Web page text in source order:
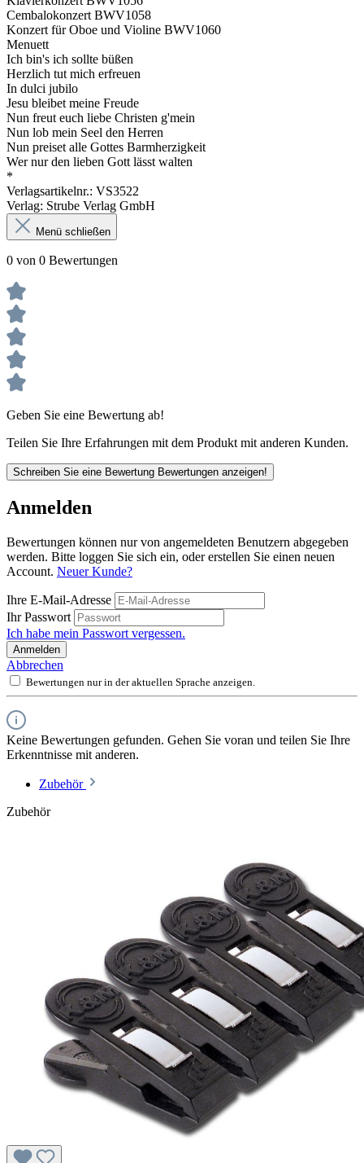
Cembalokonzert BWV1058
Konzert für Oboe und Violine BWV1060
Menuett
Ich bin's ich sollte büßen
Herzlich tut mich erfreuen
In dulci jubilo
Jesu bleibet meine Freude
Nun freut euch liebe Christen g'mein
Nun lob mein Seel den Herren
Nun preiset alle Gottes Barmherzigkeit
Wer nur den lieben Gott lässt walten
*
Verlagsartikelnr.: VS3522
Verlag: Strube Verlag GmbH
Menü schließen
0 von 0 Bewertungen
Geben Sie eine Bewertung ab!
Teilen Sie Ihre Erfahrungen mit dem Produkt mit anderen Kunden.
Schreiben Sie eine Bewertung Bewertungen anzeigen!
Anmelden
Bewertungen können nur von angemeldeten Benutzern abgegeben
werden. Bitte loggen Sie sich ein, oder erstellen Sie einen neuen
Account. Neuer Kunde?
Ihre E-Mail-Adresse
Ihr Passwort
Ich habe mein Passwort vergessen.
Anmelden
Abbrechen
Bewertungen nur in der aktuellen Sprache anzeigen.
Keine Bewertungen gefunden. Gehen Sie voran und teilen Sie Ihre
Erkenntnisse mit anderen.
Zubehör
Zubehör